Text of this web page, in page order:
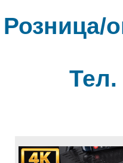
Розница/
Тел.